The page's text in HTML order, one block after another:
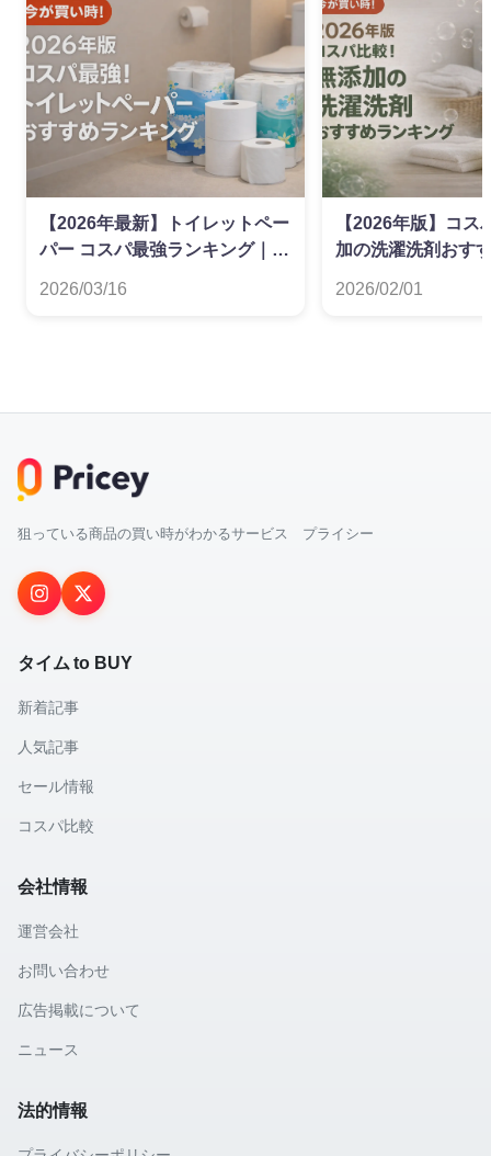
【2026年最新】トイレットペー
パー コスパ最強ランキング｜ダ
2026/03/16
【2026年版】コス
加の洗濯洗剤おす
2026/02/01
狙っている商品の買い時がわかるサービス プライシー
タイム to BUY
新着記事
人気記事
セール情報
コスパ比較
会社情報
運営会社
お問い合わせ
広告掲載について
ニュース
法的情報